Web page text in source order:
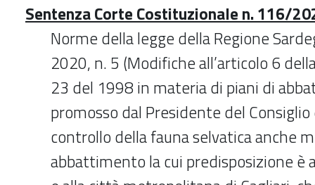
Sentenza Corte Costituzionale n. 116/
Norme della legge della Regione
2020, n. 5 (Modifiche all’articolo 6
23 del 1998 in materia di piani di
promosso dal Presidente del
controllo della fauna selvatica anche
abbattimento la cui predisposizione è